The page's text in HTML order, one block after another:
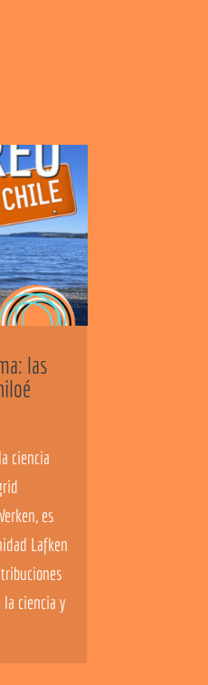
las
ciencia
es
Lafken
ciencia y